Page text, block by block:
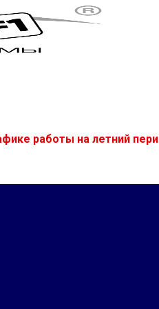
работы на летний